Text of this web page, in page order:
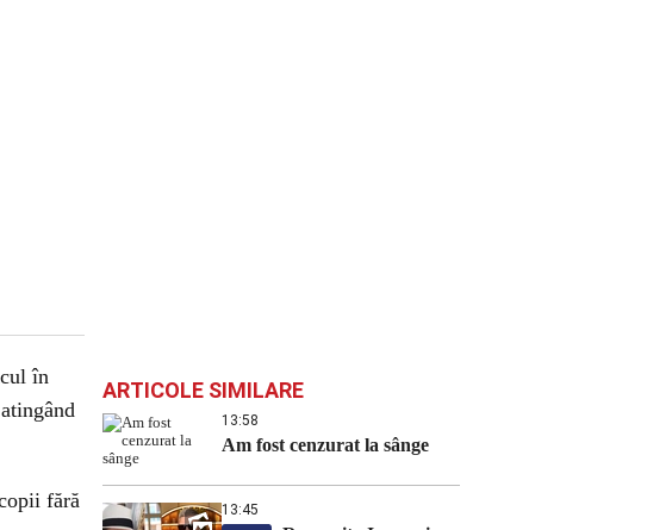
în
fără
ARTICOLE SIMILARE
13:58
Am fost cenzurat la sânge
13:45